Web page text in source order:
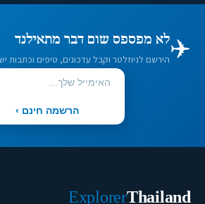
✈️לא מפספס שום דבר מתאילנד
הירשם לניוזלטר וקבל עדכונים, טיפים וכתבות
הרשמה חינם ›
Thailand
Explorer